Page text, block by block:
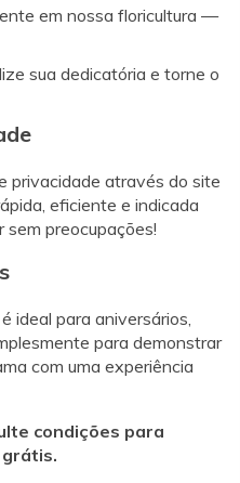
em nossa floricultura —
sua dedicatória e torne o
privacidade através do site
eficiente e indicada
sem preocupações!
é ideal para aniversários,
para demonstrar
com uma experiência
condições para